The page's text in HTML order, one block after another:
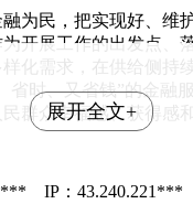
民，把实现好、维
开展工作的出发点、
化需求，在供给侧持
省时、又省钱”的金融
群众幸福感、获得感
展开全文+
IP：